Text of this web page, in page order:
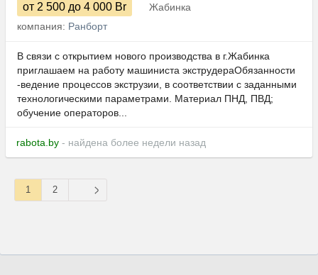
от 2 500 до 4 000 Br
Жабинка
компания: Ранборт
В связи с открытием нового производства в г.Жабинка
приглашаем на работу машиниста экструдераОбязанности
-ведение процессов экструзии, в соответствии с заданными
технологическими параметрами. Материал ПНД, ПВД;
обучение операторов...
rabota.by - найдена более недели назад
1 2